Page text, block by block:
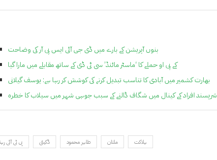
بنوں آپریشن کے بارے میں ڈی جی آئی ایس پی آر کی وضاحت
کے پی او حملے کا ‘ماسٹر مائنڈ’ سی ٹی ڈی کے ساتھ مقابلے میں مارا گیا
بھارت کشمیر میں آبادی کا تناسب تبدیل کرنے کی کوشش کر رہا ہے: یوسف گیلانی
شرپسند افراد کے کینال میں شگاف ڈالنے کے سبب جوہی شہر میں سیلاب کا خطرہ
پی ٹی آئی ڈکیتی طاہر محمود ملتان ہلاکت